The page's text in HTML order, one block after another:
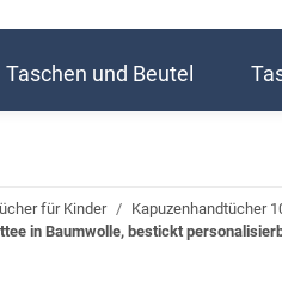
Taschen und Beutel
für Kinder
Kapuzenhandtücher
in Baumwolle, bestickt